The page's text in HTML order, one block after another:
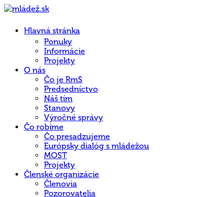
Hlavná stránka
Ponuky
Informácie
Projekty
O nás
Čo je RmS
Predsedníctvo
Náš tím
Stanovy
Výročné správy
Čo robíme
Čo presadzujeme
Európsky dialóg s mládežou
MOST
Projekty
Členské organizácie
Členovia
Pozorovatelia